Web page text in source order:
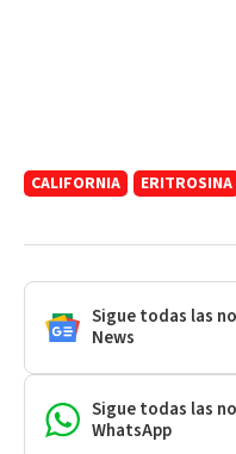
CALIFORNIA ERITROSINA
Sigue todas las
News
Sigue todas las
WhatsApp